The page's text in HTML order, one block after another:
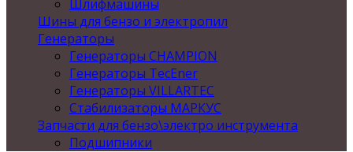
Шлифмашины
Шины для бензо и электропил
Генераторы
Генераторы CHAMPION
Генераторы TecEner
Генераторы VILLARTEC
Стабилизаторы МАРКУС
Запчасти для бензо\электро инструмента
Подшипники